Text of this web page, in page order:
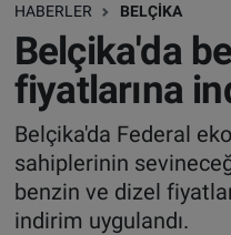
HABERLER BELÇİKA
Belçika'da
fiyatlarına
Belçika'da Federal
sahiplerinin
benzin ve dizel
indirim uygulandı.
BELÇİKA
ALMANYA
FRANSA
AVUSTURYA
BELÇİKA
ALMANYA
TÜRKİYE
DÜNYA
Hava Durumu
Trafik Durumu
Süper Lig Puan
Tüm Manşetler